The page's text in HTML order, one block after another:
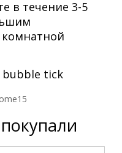
в течение 3-5